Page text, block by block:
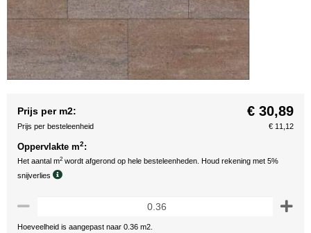
Prijs per m2: € 30,89
Prijs per besteleenheid € 11,12
Oppervlakte m2:
Het aantal m2 wordt afgerond op hele besteleenheden. Houd rekening met 5%
snijverlies
Hoeveelheid is aangepast naar 0.36 m2.